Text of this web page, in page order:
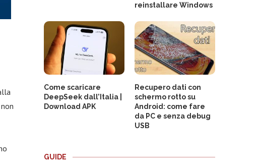
non
reinstallare Windows
Come scaricare
DeepSeek dall’Italia |
Download APK
Recupero dati con
schermo rotto su
Android: come fare
da PC e senza debug
USB
GUIDE